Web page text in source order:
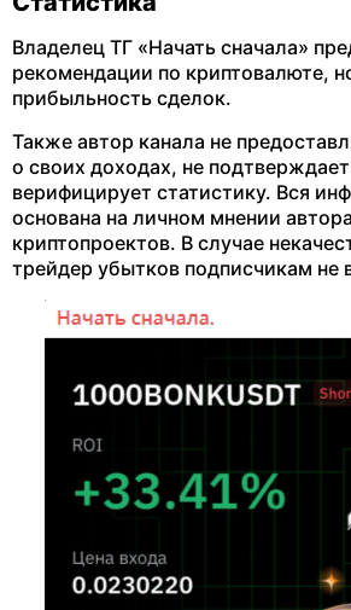
Владелец ТГ «Начать сначала»
рекомендации по криптовалюте,
прибыльность сделок.
Также автор канала не
о своих доходах, не
верифицирует статистику. Вся
основана на личном мнении
криптопроектов. В случае
трейдер убытков подписчикам не